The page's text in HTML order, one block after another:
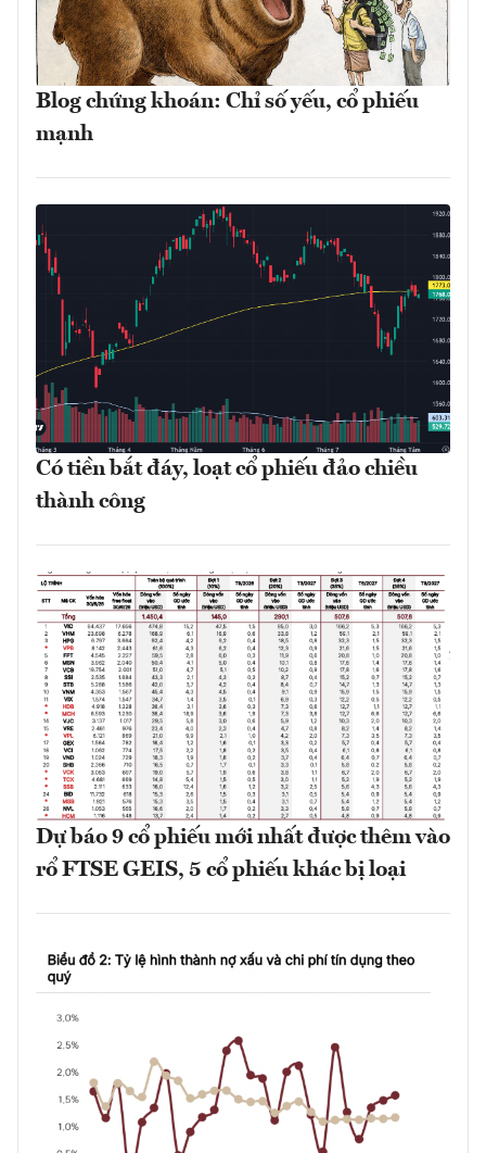
Blog chứng khoán: Chỉ số yếu, cổ phiếu
mạnh
Có tiền bắt đáy, loạt cổ phiếu đảo chiều
thành công
Dự báo 9 cổ phiếu mới nhất được thêm vào
rổ FTSE GEIS, 5 cổ phiếu khác bị loại